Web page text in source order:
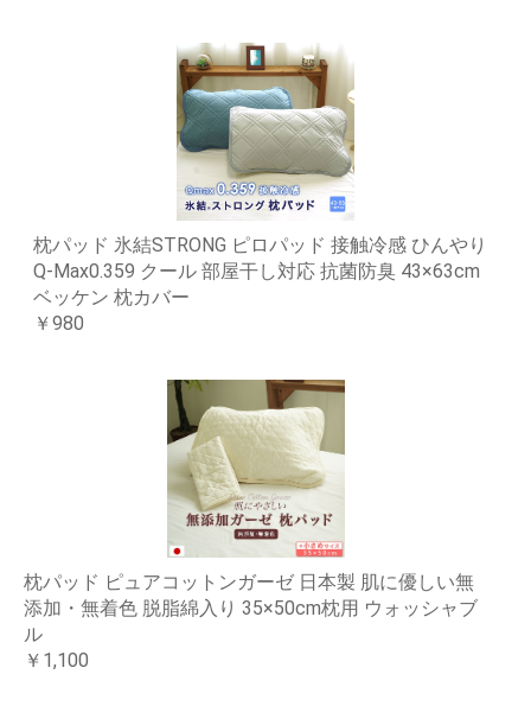
枕パッド 氷結STRONG ピロパッド 接触冷感 ひんやり
Q-Max0.359 クール 部屋干し対応 抗菌防臭 43×63cm
ベッケン 枕カバー
￥980
枕パッド ピュアコットンガーゼ 日本製 肌に優しい無
添加・無着色 脱脂綿入り 35×50cm枕用 ウォッシャブ
ル
￥1,100